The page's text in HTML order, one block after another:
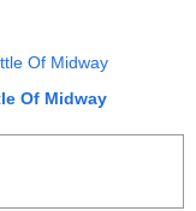
Of Midway